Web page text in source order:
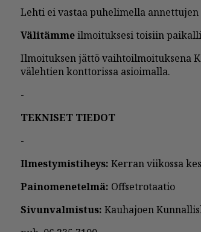
Leh­ti ei vas­taa pu­he­li­mel­la
Vä­li­täm­meil­moi­tuk­se­si toi­siin
Il­moi­tuk­sen jät­tö vaih­toil­moi­tuk­se­na
vä­leh­tien kont­to­ris­sa asi­oi­mal­la.
-
TEK­NI­SET TIE­DOT
-
Il­mes­ty­mis­ti­heys: Ker­ran vii­kos­sa
Pai­no­me­ne­tel­mä: Of­f­set­ro­taa­tio
Si­vun­val­mis­tus: Kau­ha­jo­en